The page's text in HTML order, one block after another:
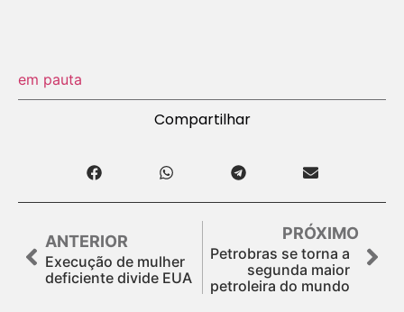
em pauta
Compartilhar
ANTERIOR
Execução de mulher
deficiente divide EUA
PRÓXIMO
Petrobras se torna a
segunda maior
petroleira do mundo